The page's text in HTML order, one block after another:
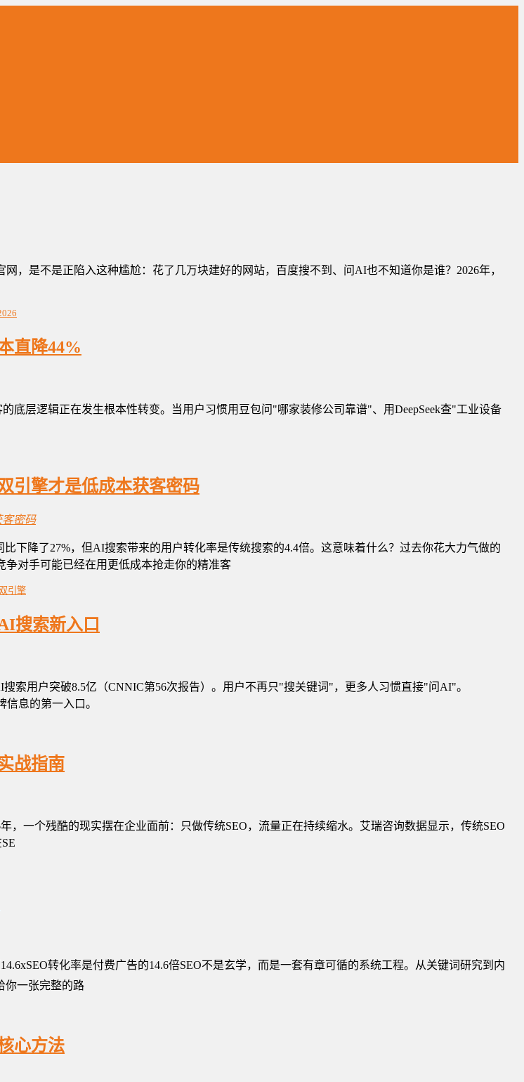
，是不是正陷入这种尴尬：花了几万块建好的网站，百度搜不到、问AI也不知道你是谁？2026年，
直降44%
底层逻辑正在发生根本性转变。当用户习惯用豆包问"哪家装修公司靠谱"、用DeepSeek查"工业设备
引擎才是低成本获客密码
下降了27%，但AI搜索带来的用户转化率是传统搜索的4.4倍。这意味着什么？过去你花大力气做的
对手可能已经在用更低成本抢走你的精准客
引擎
搜索新入口
索用户突破8.5亿（CNNIC第56次报告）。用户不再只"搜关键词"，更多人习惯直接"问AI"。
息的第一入口。
战指南
，一个残酷的现实摆在企业面前：只做传统SEO，流量正在持续缩水。艾瑞咨询数据显示，传统SEO
转化率是付费广告的14.6倍SEO不是玄学，而是一套有章可循的系统工程。从关键词研究到内
你一张完整的路
心方法